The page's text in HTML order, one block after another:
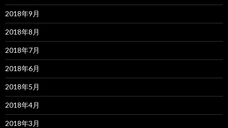
2018年9月
2018年8月
2018年7月
2018年6月
2018年5月
2018年4月
2018年3月